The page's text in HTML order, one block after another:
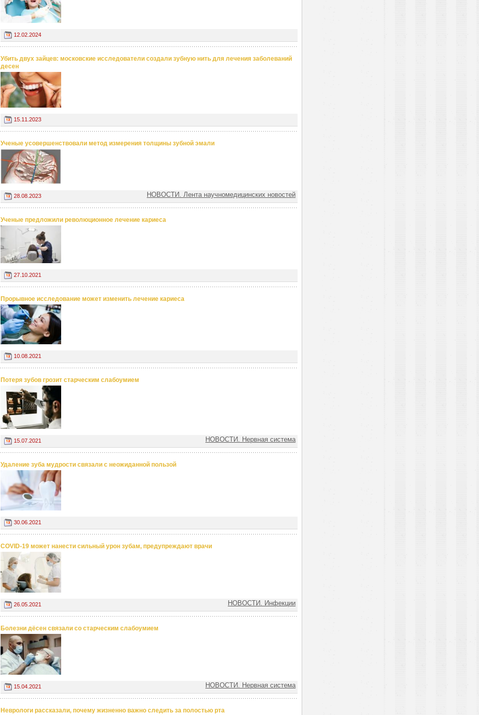
12.02.2024
Убить двух зайцев: московские исследователи создали зубную нить для лечения заболеваний
десен
15.11.2023
Ученые усовершенствовали метод измерения толщины зубной эмали
28.08.2023 НОВОСТИ. Лента научномедицинских новостей
Ученые предложили революционное лечение кариеса
27.10.2021
Прорывное исследование может изменить лечение кариеса
10.08.2021
Потеря зубов грозит старческим слабоумием
15.07.2021 НОВОСТИ. Нервная система
Удаление зуба мудрости связали с неожиданной пользой
30.06.2021
COVID-19 может нанести сильный урон зубам, предупреждают врачи
26.05.2021 НОВОСТИ. Инфекции
Болезни дёсен связали со старческим слабоумием
15.04.2021 НОВОСТИ. Нервная система
Неврологи рассказали, почему жизненно важно следить за полостью рта